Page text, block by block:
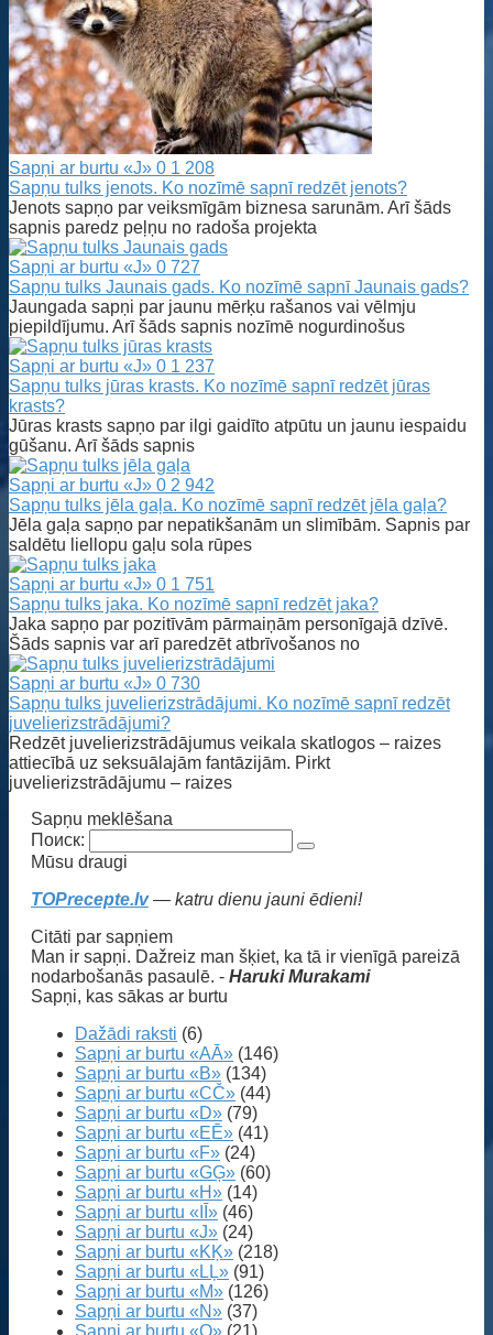
Sapņi ar burtu «J» 0 1 208
Sapņu tulks jenots. Ko nozīmē sapnī redzēt jenots?
Jenots sapņo par veiksmīgām biznesa sarunām. Arī šāds
sapnis paredz peļņu no radoša projekta
Sapņi ar burtu «J» 0 727
Sapņu tulks Jaunais gads. Ko nozīmē sapnī Jaunais gads?
Jaungada sapņi par jaunu mērķu rašanos vai vēlmju
piepildījumu. Arī šāds sapnis nozīmē nogurdinošus
Sapņi ar burtu «J» 0 1 237
Sapņu tulks jūras krasts. Ko nozīmē sapnī redzēt jūras
krasts?
Jūras krasts sapņo par ilgi gaidīto atpūtu un jaunu iespaidu
gūšanu. Arī šāds sapnis
Sapņi ar burtu «J» 0 2 942
Sapņu tulks jēla gaļa. Ko nozīmē sapnī redzēt jēla gaļa?
Jēla gaļa sapņo par nepatikšanām un slimībām. Sapnis par
saldētu liellopu gaļu sola rūpes
Sapņi ar burtu «J» 0 1 751
Sapņu tulks jaka. Ko nozīmē sapnī redzēt jaka?
Jaka sapņo par pozitīvām pārmaiņām personīgajā dzīvē.
Šāds sapnis var arī paredzēt atbrīvošanos no
Sapņi ar burtu «J» 0 730
Sapņu tulks juvelierizstrādājumi. Ko nozīmē sapnī redzēt
juvelierizstrādājumi?
Redzēt juvelierizstrādājumus veikala skatlogos – raizes
attiecībā uz seksuālajām fantāzijām. Pirkt
juvelierizstrādājumu – raizes
Sapņu meklēšana
Поиск:
Mūsu draugi
TOPrecepte.lv— katru dienu jauni ēdieni!
Citāti par sapņiem
Man ir sapņi. Dažreiz man šķiet, ka tā ir vienīgā pareizā
nodarbošanās pasaulē. - Haruki Murakami
Sapņi, kas sākas ar burtu
Dažādi raksti (6)
Sapņi ar burtu «AĀ» (146)
Sapņi ar burtu «B» (134)
Sapņi ar burtu «CČ» (44)
Sapņi ar burtu «D» (79)
Sapņi ar burtu «EĒ» (41)
Sapņi ar burtu «F» (24)
Sapņi ar burtu «GĢ» (60)
Sapņi ar burtu «H» (14)
Sapņi ar burtu «IĪ» (46)
Sapņi ar burtu «J» (24)
Sapņi ar burtu «KĶ» (218)
Sapņi ar burtu «LĻ» (91)
Sapņi ar burtu «M» (126)
Sapņi ar burtu «N» (37)
Sapņi ar burtu «O» (21)